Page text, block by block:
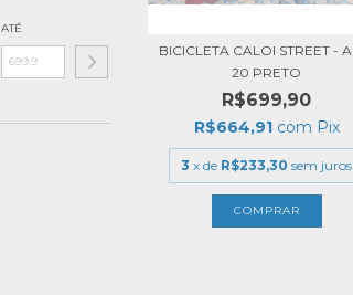
ATÉ
BICICLETA CALOI STREET -
20 PRETO
R$699,90
R$664,91 com Pix
3 x de R$233,30 sem juros